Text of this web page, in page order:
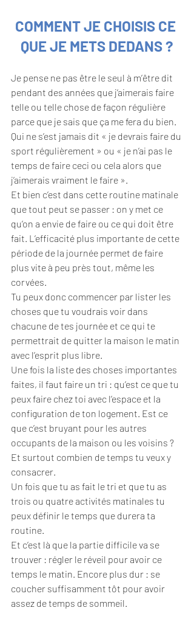
COMMENT JE CHOISIS CE
QUE JE METS DEDANS ?
Je pense ne pas être le seul à m’être dit
pendant des années que j’aimerais faire
telle ou telle chose de façon régulière
parce que je sais que ça me fera du bien.
Qui ne s’est jamais dit « je devrais faire du
sport régulièrement » ou « je n’ai pas le
temps de faire ceci ou cela alors que
j’aimerais vraiment le faire ».
Et bien c’est dans cette routine matinale
que tout peut se passer : on y met ce
qu’on a envie de faire ou ce qui doit être
fait. L’efficacité plus importante de cette
période de la journée permet de faire
plus vite à peu près tout, même les
corvées.
Tu peux donc commencer par lister les
choses que tu voudrais voir dans
chacune de tes journée et ce qui te
permettrait de quitter la maison le matin
avec l’esprit plus libre.
Une fois la liste des choses importantes
faites, il faut faire un tri : qu’est ce que tu
peux faire chez toi avec l’espace et la
configuration de ton logement. Est ce
que c’est bruyant pour les autres
occupants de la maison ou les voisins ?
Et surtout combien de temps tu veux y
consacrer.
Un fois que tu as fait le tri et que tu as
trois ou quatre activités matinales tu
peux définir le temps que durera ta
routine.
Et c’est là que la partie difficile va se
trouver : régler le réveil pour avoir ce
temps le matin. Encore plus dur : se
coucher suffisamment tôt pour avoir
assez de temps de sommeil.